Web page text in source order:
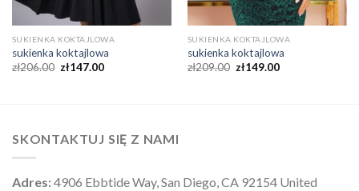
SUKIENKA KOKTAJLOWA
sukienka koktajlowa
zł206.00 zł147.00
SUKIENKA KOKTAJLOWA
sukienka koktajlowa
zł209.00 zł149.00
SKONTAKTUJ SIĘ Z NAMI
Adres:4906 Ebbtide Way, San Diego, CA 92154 United